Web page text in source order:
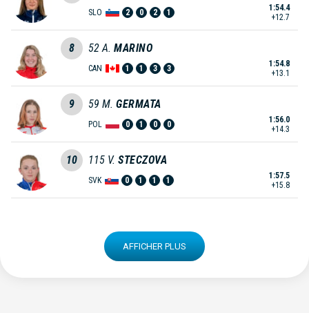
SLO 2 0 2 1
1:54.4
+12.7
8 52 A. MARINO
CAN 1 1 3 3
1:54.8
+13.1
9 59 M. GERMATA
POL 0 1 0 0
1:56.0
+14.3
10 115 V. STECZOVA
SVK 0 1 1 1
1:57.5
+15.8
AFFICHER PLUS